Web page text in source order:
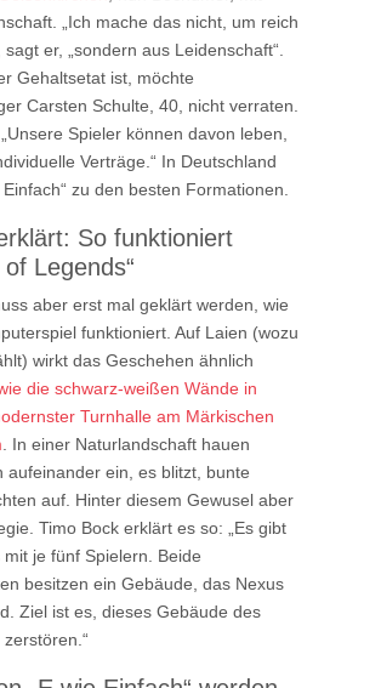
„Ich mache das nicht, um reich
sagt er, „sondern aus Leidenschaft“.
Gehaltsetat ist, möchte
Carsten Schulte, 40, nicht verraten.
Spieler können davon leben,
Verträge.“ In Deutschland
Einfach“ zu den besten Formationen.
So funktioniert
Legends“
aber erst mal geklärt werden, wie
funktioniert. Auf Laien (wozu
wirkt das Geschehen ähnlich
die schwarz-weißen Wände in
Turnhalle am Märkischen
. In einer Naturlandschaft hauen
aufeinander ein, es blitzt, bunte
auf. Hinter diesem Gewusel aber
Timo Bock erklärt es so: „Es gibt
mit je fünf Spielern. Beide
besitzen ein Gebäude, das Nexus
Ziel ist es, dieses Gebäude des